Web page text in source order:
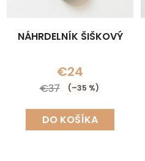
NÁHRDELNÍK ŠIŠKOVÝ
€24
€37 (–35 %)
DO KOŠÍKA